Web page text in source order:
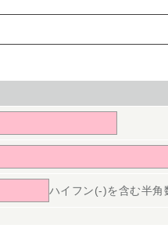
ハイフン(-)を含む半